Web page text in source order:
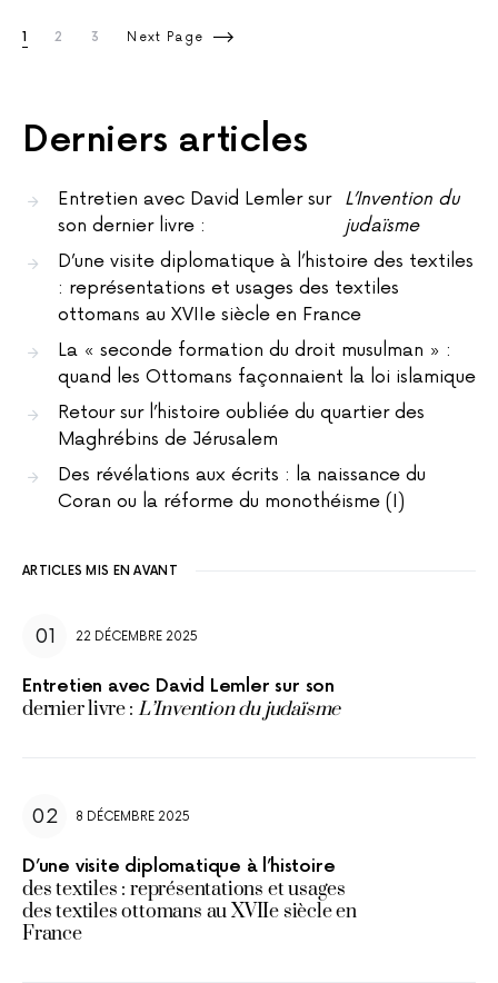
1 2 3 Next Page
Derniers articles
Entretien avec David Lemler sur
son dernier livre :
L’Invention du
judaïsme
D’une visite diplomatique à l’histoire des textiles
: représentations et usages des textiles
ottomans au XVIIe siècle en France
La « seconde formation du droit musulman » :
quand les Ottomans façonnaient la loi islamique
Retour sur l’histoire oubliée du quartier des
Maghrébins de Jérusalem
Des révélations aux écrits : la naissance du
Coran ou la réforme du monothéisme (I)
ARTICLES MIS EN AVANT
22 DÉCEMBRE 2025
Entretien avec David Lemler sur son
dernier livre : L’Invention du judaïsme
8 DÉCEMBRE 2025
D’une visite diplomatique à l’histoire
des textiles : représentations et usages
des textiles ottomans au XVIIe siècle en
France